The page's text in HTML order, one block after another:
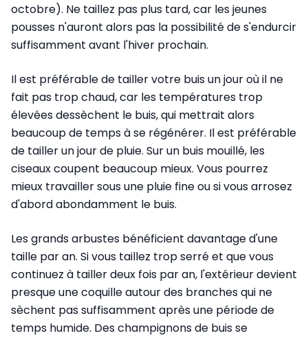
octobre). Ne taillez pas plus tard, car les jeunes
pousses n'auront alors pas la possibilité de s'endurcir
suffisamment avant l'hiver prochain.
Il est préférable de tailler votre buis un jour où il ne
fait pas trop chaud, car les températures trop
élevées dessèchent le buis, qui mettrait alors
beaucoup de temps à se régénérer. Il est préférable
de tailler un jour de pluie. Sur un buis mouillé, les
ciseaux coupent beaucoup mieux. Vous pourrez
mieux travailler sous une pluie fine ou si vous arrosez
d'abord abondamment le buis.
Les grands arbustes bénéficient davantage d'une
taille par an. Si vous taillez trop serré et que vous
continuez à tailler deux fois par an, l'extérieur devient
presque une coquille autour des branches qui ne
sèchent pas suffisamment après une période de
temps humide. Des champignons de buis se